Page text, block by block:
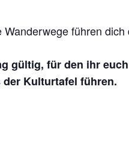
führen
gültig, für den ihr
Kulturtafel führen.